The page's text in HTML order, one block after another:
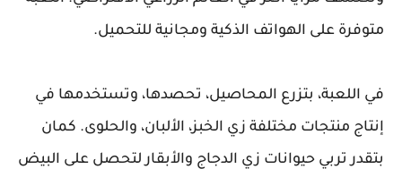
متوفرة على الهواتف الذكية ومجانية للتحميل.
في اللعبة، بتزرع المحاصيل، تحصدها، وتستخدمها في
إنتاج منتجات مختلفة زي الخبز، الألبان، والحلوى. كمان
بتقدر تربي حيوانات زي الدجاج والأبقار لتحصل على البيض